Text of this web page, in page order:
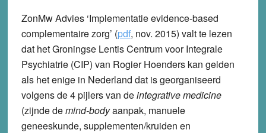
ZonMw Advies ‘Implementatie evidence-based
complementaire zorg’ (pdf, nov. 2015) valt te lezen
dat het Groningse Lentis Centrum voor Integrale
Psychiatrie (CIP) van Rogier Hoenders kan gelden
als het enige in Nederland dat is georganiseerd
volgens de 4 pijlers van deintegrative medicine
(zijnde demind-bodyaanpak, manuele
geneeskunde, supplementen/kruiden en